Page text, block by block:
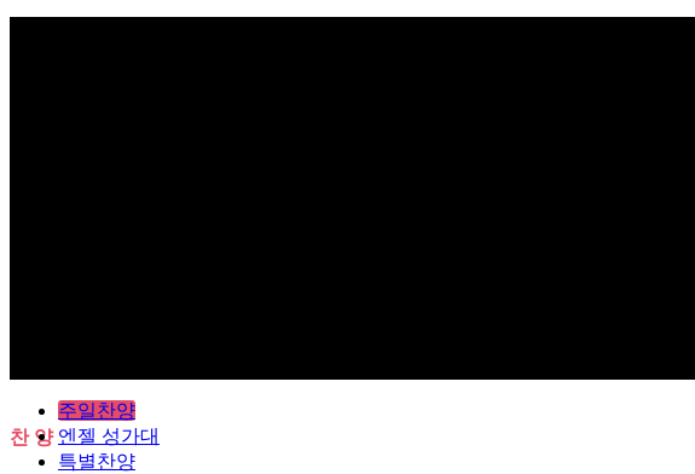
찬 양
주일찬양
엔젤 성가대
특별찬양